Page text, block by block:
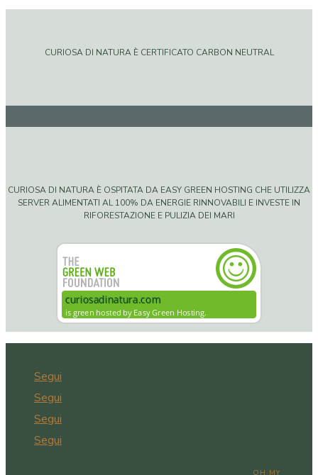
CURIOSA DI NATURA È CERTIFICATO CARBON NEUTRAL
CURIOSA DI NATURA È OSPITATA DA EASY GREEN HOSTING CHE UTILIZZA
SERVER ALIMENTATI AL 100% DA ENERGIE RINNOVABILI E INVESTE IN
RIFORESTAZIONE E PULIZIA DEI MARI
Segui
Segui
Segui
Segui
OH MY